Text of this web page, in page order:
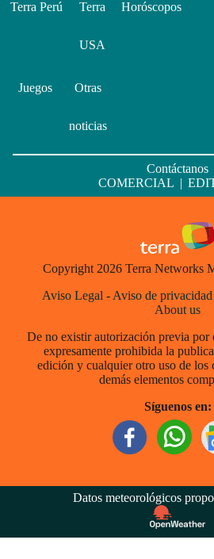
Terra Perú Terra
USA
Horóscopos
Juegos Otras
noticias
Contáctanos
COMERCIAL
Copyright 2026 Terra Networks
Aviso Legal - Aviso de privacidad
About us
De no existir autorización previa por
expresamente prohibida la
edición y cualquier otro uso de los
demás elementos
Síguenos en:
Datos meteorológicos